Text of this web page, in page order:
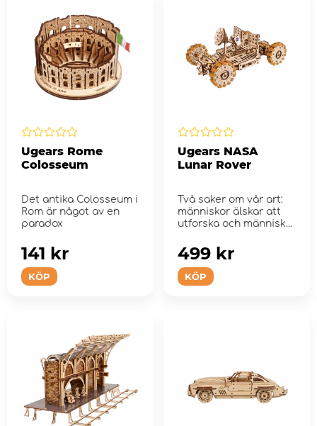
Ugears Rome
Colosseum
Det antika Colosseum i
Rom är något av en
paradox
KÖP
141 kr
Ugears NASA
Lunar Rover
Två saker om vår art:
människor älskar att
utforska och människ...
KÖP
499 kr